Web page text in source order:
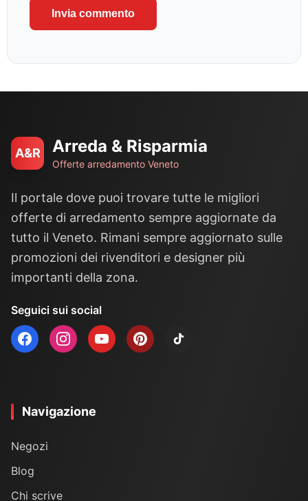
A&R Arreda & Risparmia
Offerte arredamento Veneto
Il portale dove puoi trovare tutte le migliori
offerte di arredamento sempre aggiornate da
tutto il Veneto. Rimani sempre aggiornato sulle
promozioni dei rivenditori e designer più
importanti della zona.
Seguici sui social
Navigazione
Negozi
Blog
Chi scrive